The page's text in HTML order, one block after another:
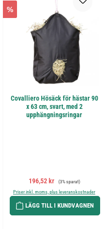
%
Covalliero Hösäck för hästar 90
x 63 cm, svart, med 2
upphängningsringar
Försäljningspris:
196,52 kr Ordinarie pris:
(3% sparat)
Priser inkl. moms, plus leveranskostnader
LÄGG TILL I KUNDVAGNEN